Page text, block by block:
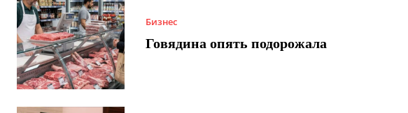
Бизнес
Говядина опять подорожала